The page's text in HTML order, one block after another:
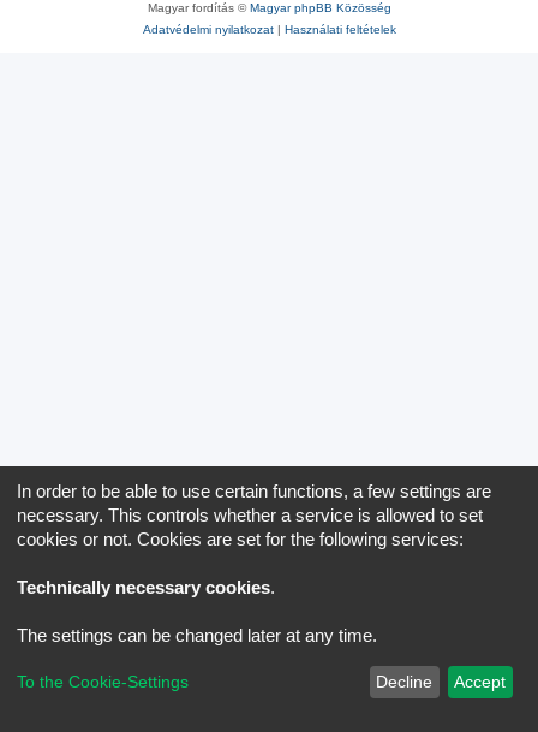
Magyar fordítás ©Magyar phpBB Közösség
Adatvédelmi nyilatkozat| Használati feltételek
In order to be able to use certain functions, a few settings are
necessary. This controls whether a service is allowed to set
cookies or not. Cookies are set for the following services:
Technically necessary cookies.
The settings can be changed later at any time.
To the Cookie-Settings Decline Accept